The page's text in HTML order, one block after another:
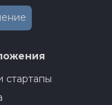
стартапы